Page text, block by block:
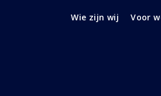
Wie zijn wij Voor